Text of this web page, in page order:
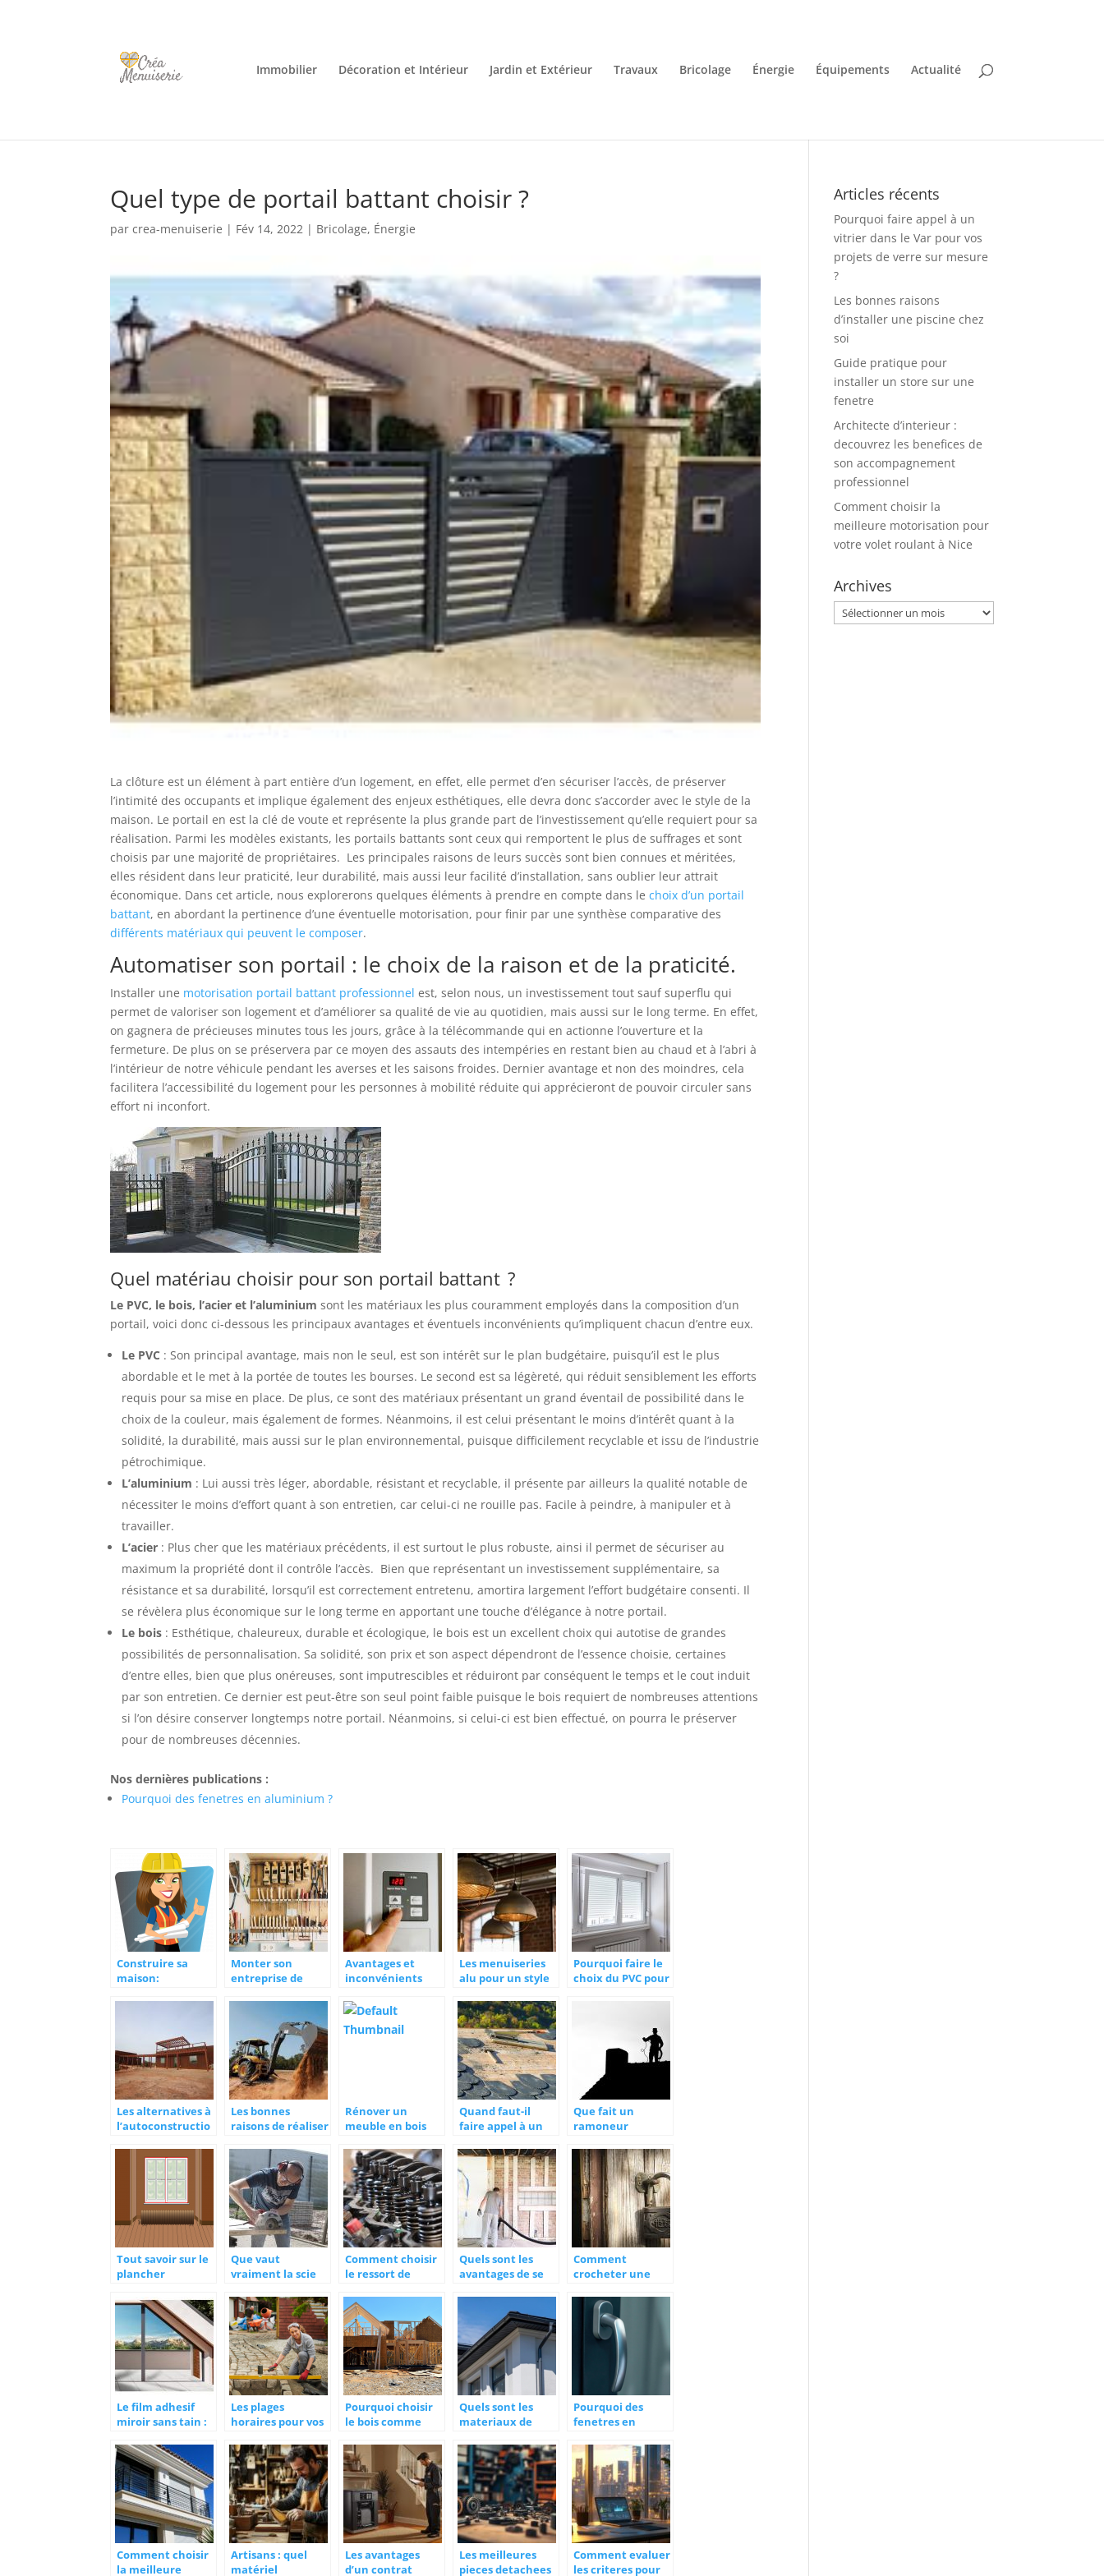
Immobilier Décoration et Intérieur Jardin et Extérieur Travaux Bricolage Énergie Équipements Actualité
Quel type de portail battant choisir ?
parcrea-menuiserie | Fév 14, 2022 | Bricolage, Énergie
La clôture est un élément à part entière d’un logement, en effet, elle permet d’en sécuriser l’accès, de préserver
l’intimité des occupants et implique également des enjeux esthétiques, elle devra donc s’accorder avec le style de la
maison. Le portail en est la clé de voute et représente la plus grande part de l’investissement qu’elle requiert pour sa
réalisation. Parmi les modèles existants, les portails battants sont ceux qui remportent le plus de suffrages et sont
choisis par une majorité de propriétaires. Les principales raisons de leurs succès sont bien connues et méritées,
elles résident dans leur praticité, leur durabilité, mais aussi leur facilité d’installation, sans oublier leur attrait
économique. Dans cet article, nous explorerons quelques éléments à prendre en compte dans lechoix d’un portail
battant, en abordant la pertinence d’une éventuelle motorisation, pour finir par une synthèse comparative des
différents matériaux qui peuvent le composer.
Automatiser son portail : le choix de la raison et de la praticité.
Installer une motorisation portail battant professionnel est, selon nous, un investissement tout sauf superflu qui
permet de valoriser son logement et d’améliorer sa qualité de vie au quotidien, mais aussi sur le long terme. En effet,
on gagnera de précieuses minutes tous les jours, grâce à la télécommande qui en actionne l’ouverture et la
fermeture. De plus on se préservera par ce moyen des assauts des intempéries en restant bien au chaud et à l’abri à
l’intérieur de notre véhicule pendant les averses et les saisons froides. Dernier avantage et non des moindres, cela
facilitera l’accessibilité du logement pour les personnes à mobilité réduite qui apprécieront de pouvoir circuler sans
effort ni inconfort.
Quel matériau choisir pour son portail battant ?
Le PVC, le bois, l’acier et l’aluminium sont les matériaux les plus couramment employés dans la composition d’un
portail, voici donc ci-dessous les principaux avantages et éventuels inconvénients qu’impliquent chacun d’entre eux.
Le PVC : Son principal avantage, mais non le seul, est son intérêt sur le plan budgétaire, puisqu’il est le plus
abordable et le met à la portée de toutes les bourses. Le second est sa légèreté, qui réduit sensiblement les efforts
requis pour sa mise en place. De plus, ce sont des matériaux présentant un grand éventail de possibilité dans le
choix de la couleur, mais également de formes. Néanmoins, il est celui présentant le moins d’intérêt quant à la
solidité, la durabilité, mais aussi sur le plan environnemental, puisque difficilement recyclable et issu de l’industrie
pétrochimique.
L’aluminium : Lui aussi très léger, abordable, résistant et recyclable, il présente par ailleurs la qualité notable de
nécessiter le moins d’effort quant à son entretien, car celui-ci ne rouille pas. Facile à peindre, à manipuler et à
travailler.
L’acier : Plus cher que les matériaux précédents, il est surtout le plus robuste, ainsi il permet de sécuriser au
maximum la propriété dont il contrôle l’accès. Bien que représentant un investissement supplémentaire, sa
résistance et sa durabilité, lorsqu’il est correctement entretenu, amortira largement l’effort budgétaire consenti. Il
se révèlera plus économique sur le long terme en apportant une touche d’élégance à notre portail.
Le bois : Esthétique, chaleureux, durable et écologique, le bois est un excellent choix qui autotise de grandes
possibilités de personnalisation. Sa solidité, son prix et son aspect dépendront de l’essence choisie, certaines
d’entre elles, bien que plus onéreuses, sont imputrescibles et réduiront par conséquent le temps et le cout induit
par son entretien. Ce dernier est peut-être son seul point faible puisque le bois requiert de nombreuses attentions
si l’on désire conserver longtemps notre portail. Néanmoins, si celui-ci est bien effectué, on pourra le préserver
pour de nombreuses décennies.
Nos dernières publications :
Pourquoi des fenetres en aluminium ?
Construire sa
maison:
Monter son
entreprise de
Avantages et
inconvénients
électrique
Les menuiseries
alu pour un style
Pourquoi faire le
choix du PVC pour
Les alternatives à
l’autoconstructio
Les bonnes
raisons de réaliser
terrassement
Rénover un
meuble en bois
vie
Quand faut-il
faire appel à un
Que fait un
ramoneur
Tout savoir sur le
plancher
Que vaut
vraiment la scie
yeux de ses
usagers ?
Comment choisir
le ressort de
Quels sont les
avantages de se
energetique ?
Comment
crocheter une
Le film adhesif
miroir sans tain :
Les plages
horaires pour vos
rénovation
Pourquoi choisir
le bois comme
principal de sa
maison ?
Quels sont les
materiaux de
Pourquoi des
fenetres en
Comment choisir
la meilleure
Artisans : quel
matériel
Les avantages
d’un contrat
Les meilleures
pieces detachees
Comment evaluer
les criteres pour
Articles récents
Pourquoi faire appel à un
vitrier dans le Var pour vos
projets de verre sur mesure
?
Les bonnes raisons
d’installer une piscine chez
soi
Guide pratique pour
installer un store sur une
fenetre
Architecte d’interieur :
decouvrez les benefices de
son accompagnement
professionnel
Comment choisir la
meilleure motorisation pour
votre volet roulant à Nice
Archives
Archives